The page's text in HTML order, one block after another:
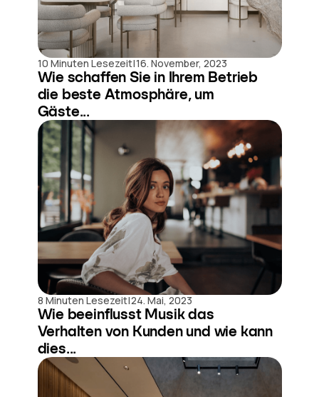
10 Minuten Lesezeit|16. November, 2023
Wie schaffen Sie in Ihrem Betrieb
die beste Atmosphäre, um
Gäste...
8 Minuten Lesezeit|24. Mai, 2023
Wie beeinflusst Musik das
Verhalten von Kunden und wie kann
dies...